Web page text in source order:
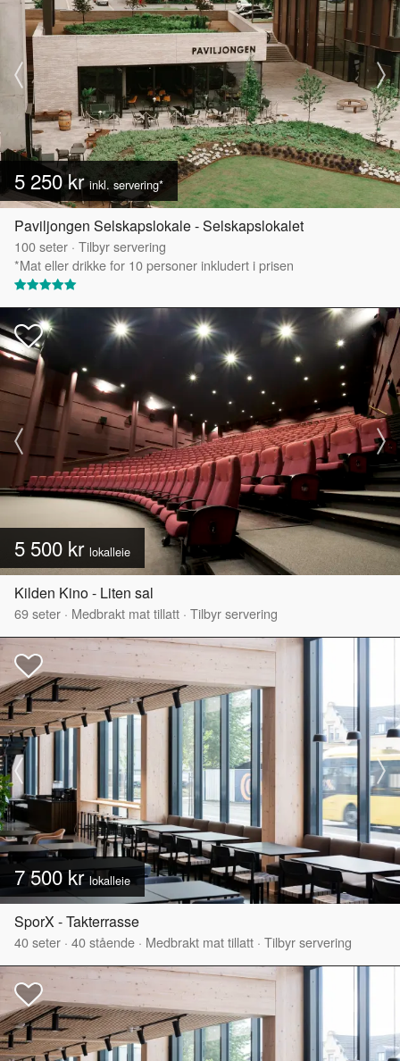
5 250 krinkl. servering*
Paviljongen Selskapslokale - Selskapslokalet
100seter · Tilbyr servering
*Mat eller drikke for 10 personer inkludert i prisen
5 500 kr lokalleie
Kilden Kino - Liten sal
69seter · Medbrakt mat tillatt · Tilbyr servering
7 500 krlokalleie
SporX - Takterrasse
40seter · 40stående · Medbrakt mat tillatt · Tilbyr servering